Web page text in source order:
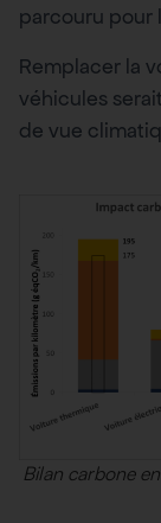
parcouru pour
Remplacer la
véhicules
de vue
Bilan carbone